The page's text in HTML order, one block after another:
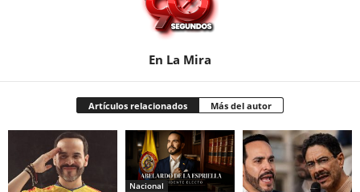
En La Mira
Artículos relacionados Más del autor
Nacional